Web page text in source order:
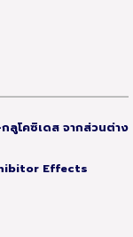
ลูโคซิเดส จากส่วนต่าง
Effects